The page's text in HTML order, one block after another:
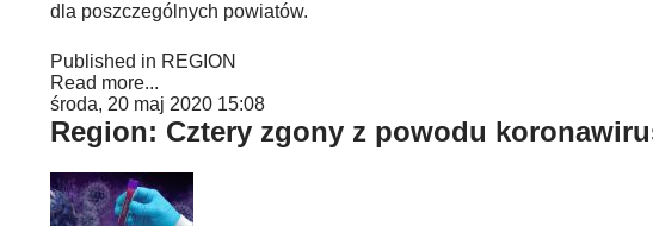
dla poszczególnych powiatów.
Published in REGION
Read more...
środa, 20 maj 2020 15:08
Region: Cztery zgony z powodu